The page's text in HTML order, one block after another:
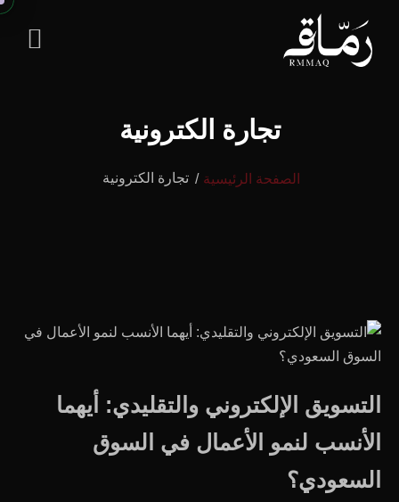
تجارة الكترونية
الصفحة الرئيسية تجارة الكترونية
التسويق الإلكتروني والتقليدي: أيهما
الأنسب لنمو الأعمال في السوق
السعودي؟